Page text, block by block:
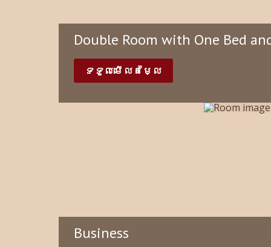
Double Room with One Bed
ទទួលមើលតម្លៃ
Business